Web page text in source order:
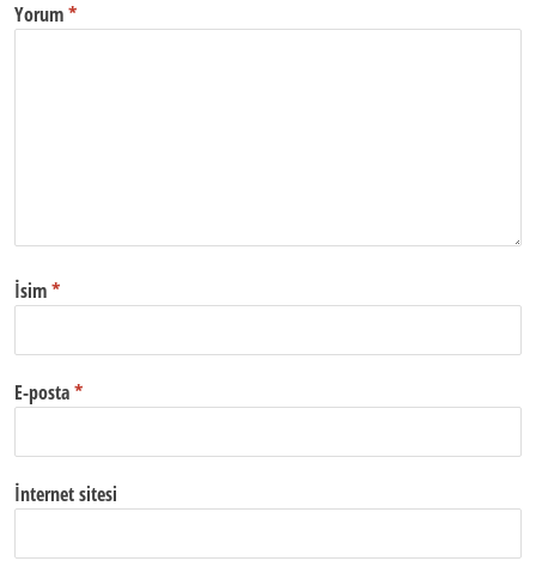
Yorum*
İsim*
E-posta*
İnternet sitesi